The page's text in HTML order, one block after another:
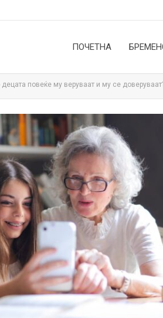
ПОЧЕТНА
повеќе му веруваат и му се
Финците вложија
кал, за посилен